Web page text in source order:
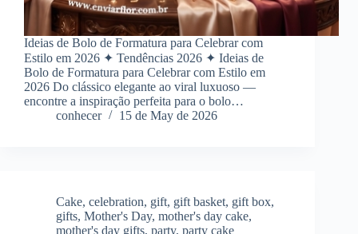
Ideias de Bolo de Formatura para Celebrar com
Estilo em 2026 ✦ Tendências 2026 ✦ Ideias de
Bolo de Formatura para Celebrar com Estilo em
2026 Do clássico elegante ao viral luxuoso —
encontre a inspiração perfeita para o bolo…
conhecer
15 de May de 2026
Cake, celebration, gift, gift basket, gift box,
gifts, Mother's Day, mother's day cake,
mother's day gifts, party, party cake